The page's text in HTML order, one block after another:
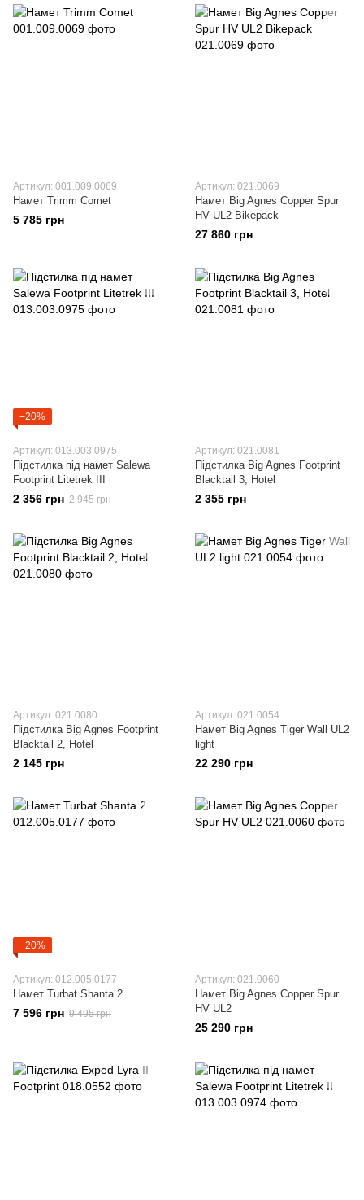
Артикул: 001.009.0069
Намет Trimm Comet
5 785 грн
Артикул: 021.0069
Намет Big Agnes Copper Spur
HV UL2 Bikepack
27 860 грн
−20%
Артикул: 013.003.0975
Підстилка під намет Salewa
Footprint Litetrek III
2 356 грн 2 945 грн
Артикул: 021.0081
Підстилка Big Agnes Footprint
Blacktail 3, Hotel
2 355 грн
Артикул: 021.0080
Підстилка Big Agnes Footprint
Blacktail 2, Hotel
2 145 грн
Артикул: 021.0054
Намет Big Agnes Tiger Wall UL2
light
22 290 грн
−20%
Артикул: 012.005.0177
Намет Turbat Shanta 2
7 596 грн 9 495 грн
Артикул: 021.0060
Намет Big Agnes Copper Spur
HV UL2
25 290 грн